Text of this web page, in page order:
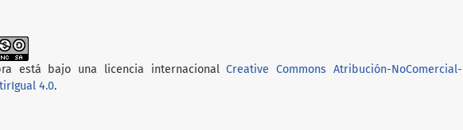
está bajo una licencia internacionalCreative Commons Atribución-NoComercial-
4.0.